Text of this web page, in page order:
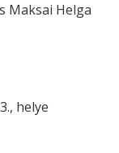
Maksai Helga
helye